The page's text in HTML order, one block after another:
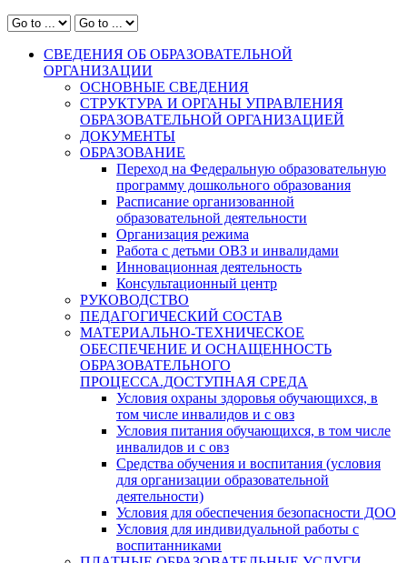
СВЕДЕНИЯ ОБ ОБРАЗОВАТЕЛЬНОЙ
ОРГАНИЗАЦИИ
ОСНОВНЫЕ СВЕДЕНИЯ
СТРУКТУРА И ОРГАНЫ УПРАВЛЕНИЯ
ОБРАЗОВАТЕЛЬНОЙ ОРГАНИЗАЦИЕЙ
ДОКУМЕНТЫ
ОБРАЗОВАНИЕ
Переход на Федеральную образовательную
программу дошкольного образования
Расписание организованной
образовательной деятельности
Организация режима
Работа с детьми ОВЗ и инвалидами
Инновационная деятельность
Консультационный центр
РУКОВОДСТВО
ПЕДАГОГИЧЕСКИЙ СОСТАВ
МАТЕРИАЛЬНО-ТЕХНИЧЕСКОЕ
ОБЕСПЕЧЕНИЕ И ОСНАЩЕННОСТЬ
ОБРАЗОВАТЕЛЬНОГО
ПРОЦЕССА.ДОСТУПНАЯ СРЕДА
Условия охраны здоровья обучающихся, в
том числе инвалидов и с овз
Условия питания обучающихся, в том числе
инвалидов и с овз
Средства обучения и воспитания (условия
для организации образовательной
деятельности)
Условия для обеспечения безопасности ДОО
Условия для индивидуальной работы с
воспитанниками